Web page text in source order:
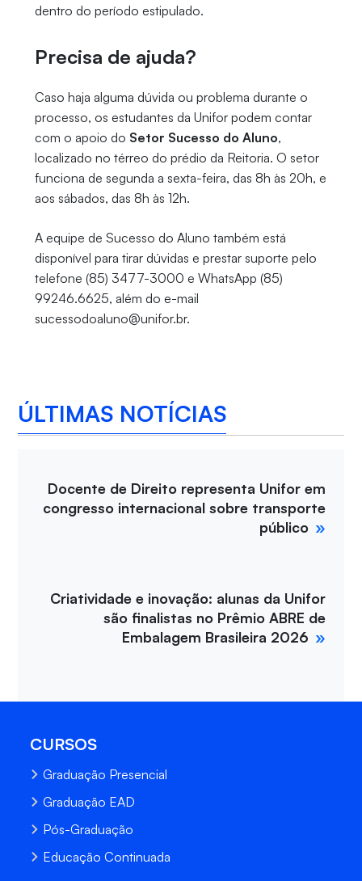
dentro do período estipulado.
Precisa de ajuda?
Caso haja alguma dúvida ou problema durante o
processo, os estudantes da Unifor podem contar
com o apoio do Setor Sucesso do Aluno,
localizado no térreo do prédio da Reitoria. O setor
funciona de segunda a sexta-feira, das 8h às 20h, e
aos sábados, das 8h às 12h.
A equipe de Sucesso do Aluno também está
disponível para tirar dúvidas e prestar suporte pelo
telefone (85) 3477-3000 e WhatsApp (85)
99246.6625, além do e-mail
sucessodoaluno@unifor.br.
ÚLTIMAS NOTÍCIAS
Docente de Direito representa Unifor em
congresso internacional sobre transporte
público
Criatividade e inovação: alunas da Unifor
são finalistas no Prêmio ABRE de
Embalagem Brasileira 2026
CURSOS
Graduação Presencial
Graduação EAD
Pós-Graduação
Educação Continuada